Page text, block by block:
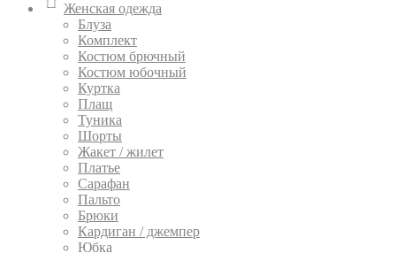
Женская одежда
Блуза
Комплект
Костюм брючный
Костюм юбочный
Куртка
Плащ
Туника
Шорты
Жакет / жилет
Платье
Сарафан
Пальто
Брюки
Кардиган / джемпер
Юбка